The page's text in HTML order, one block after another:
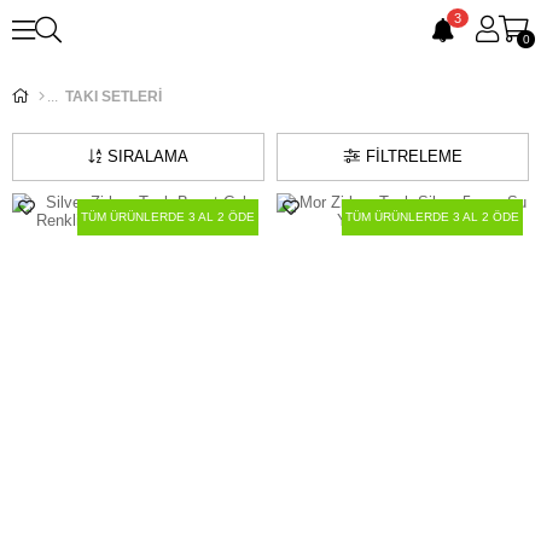
3
0
TAKI SETLERİ
FILTRELEME
SIRALAMA
TÜM ÜRÜNLERDE 3 AL 2 ÖDE TÜM ÜRÜNLERDE 3 AL 2 ÖDE